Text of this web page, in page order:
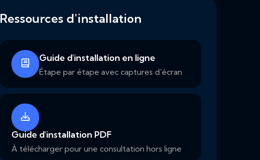
Ressources d'installation
Guide d'installation en ligne
Étape par étape avec captures d'écran
Guide d'installation PDF
À télécharger pour une consultation hors ligne